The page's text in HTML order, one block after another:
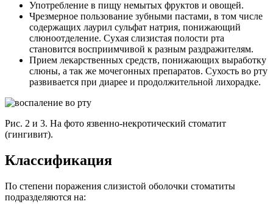
Употребление в пищу немытых фруктов и овощей.
Чрезмерное пользование зубными пастами, в том числе
содержащих лаурил сульфат натрия, понижающий
слюноотделение. Сухая слизистая полости рта
становится восприимчивой к разным раздражителям.
Прием лекарственных средств, понижающих выработку
слюны, а так же мочегонных препаратов. Сухость во рту
развивается при диарее и продолжительной лихорадке.
Рис. 2 и 3. На фото язвенно-некротический стоматит
(гингивит).
Классификация
По степени поражения слизистой оболочки стоматиты
подразделяются на: